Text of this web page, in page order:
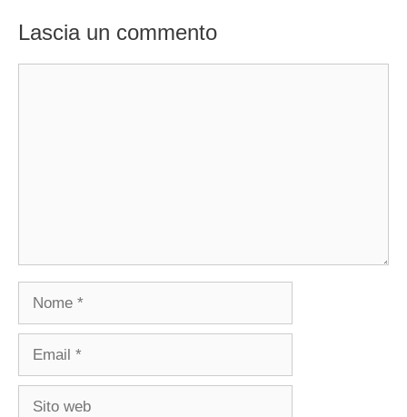
Lascia un commento
Nome
Email
Sito